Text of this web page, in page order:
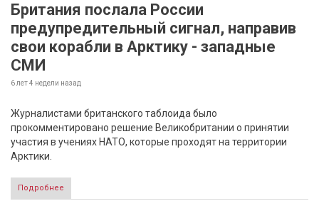
Британия послала России
предупредительный сигнал, направив
свои корабли в Арктику - западные
СМИ
6 лет 4 недели назад
Журналистами британского таблоида было
прокомментировано решение Великобритании о принятии
участия в учениях НАТО, которые проходят на территории
Арктики.
Подробнее